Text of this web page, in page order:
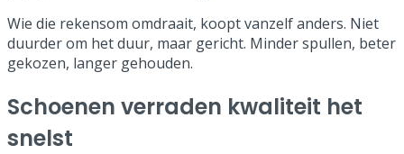
Wie die rekensom omdraait, koopt vanzelf anders. Niet
duurder om het duur, maar gericht. Minder spullen, beter
gekozen, langer gehouden.
Schoenen verraden kwaliteit het
snelst